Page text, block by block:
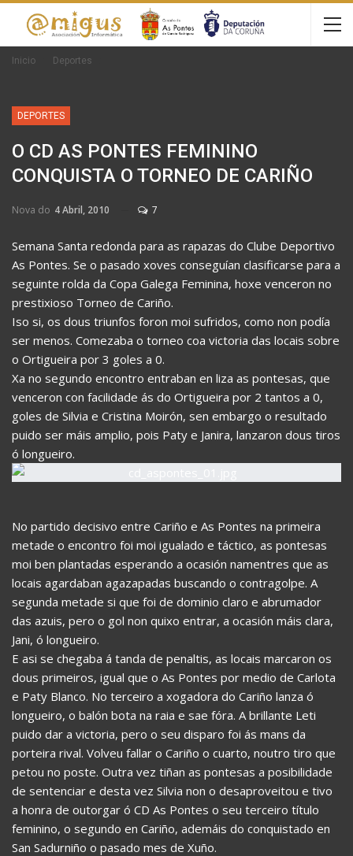
Inicio Deportes
DEPORTES
O CD AS PONTES FEMININO
CONQUISTA O TORNEO DE CARIÑO
Nova do 4 Abril, 2010 7
Semana Santa redonda para as rapazas do Clube Deportivo
As Pontes. Se o pasado xoves conseguían clasificarse para a
seguinte rolda da Copa Galega Feminina, hoxe venceron no
prestixioso Torneo de Cariño.
Iso si, os dous triunfos foron moi sufridos, como non podía
ser menos. Comezaba o torneo coa victoria das locais sobre
o Ortigueira por 3 goles a 0.
Xa no segundo encontro entraban en liza as pontesas, que
venceron con facilidade ás do Ortigueira por 2 tantos a 0,
goles de Silvia e Cristina Moirón, sen embargo o resultado
puido ser máis amplio, pois Paty e Janira, lanzaron dous tiros
ó longueiro.
No partido decisivo entre Cariño e As Pontes na primeira
metade o encontro foi moi igualado e táctico, as pontesas
moi ben plantadas esperando a ocasión namentres que as
locais agardaban agazapadas buscando o contragolpe. A
segunda metade si que foi de dominio claro e abrumador
das azuis, pero o gol non quixo entrar, a ocasión máis clara,
Jani, ó longueiro.
E asi se chegaba á tanda de penaltis, as locais marcaron os
dous primeiros, igual que o As Pontes por medio de Carlota
e Paty Blanco. No terceiro a xogadora do Cariño lanza ó
longueiro, o balón bota na raia e sae fóra. A brillante Leti
puido dar a victoria, pero o seu disparo foi ás mans da
porteira rival. Volveu fallar o Cariño o cuarto, noutro tiro que
petou no poste. Outra vez tiñan as pontesas a posibilidade
de sentenciar e desta vez Silvia non o desaproveitou e tivo
a honra de outorgar ó CD As Pontes o seu terceiro título
feminino, o segundo en Cariño, ademáis do conquistado en
San Sadurniño o pasado mes de Xuño.